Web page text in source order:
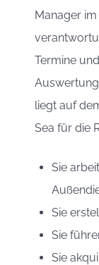
Manager
Termine
liegt auf
Sea für die
Sie
Sie
Sie
Sie